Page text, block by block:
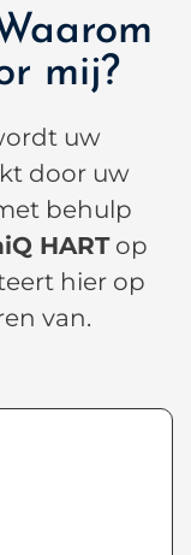
mij?
uw
door uw
behulp
HARTop
hier op
van.